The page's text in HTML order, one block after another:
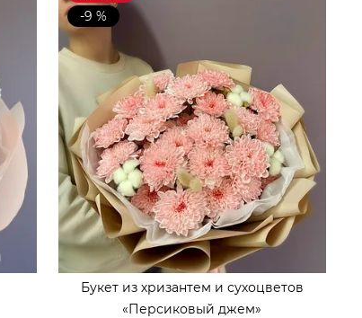
-9 %
Букет из хризантем и сухоцветов
«Персиковый джем»